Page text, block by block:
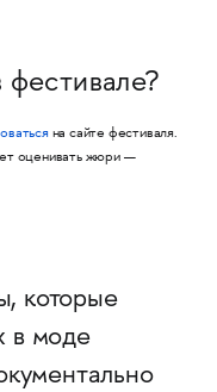
фестивале?
на сайте фестиваля.
оценивать жюри —
которые
в моде